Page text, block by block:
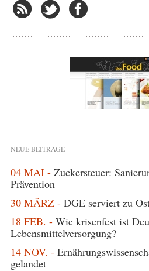
NEUE BEITRÄGE
04 MAI - Zuckersteuer:
Prävention
30 MÄRZ - DGE serviert zu
18 FEB. - Wie krisenfest ist
Lebensmittelversorgung?
14 NOV. -
gelandet